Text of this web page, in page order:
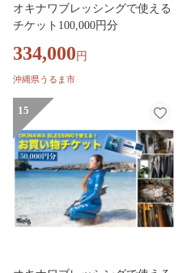
オキナワブレッシングで使える
チケット100,000円分
334,000 円
沖縄県うるま市
15